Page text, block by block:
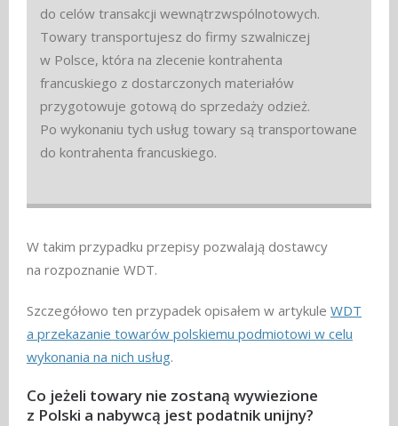
do celów transakcji wewnątrzwspólnotowych.
Towary transportujesz do firmy szwalniczej
w Polsce, która na zlecenie kontrahenta
francuskiego z dostarczonych materiałów
przygotowuje gotową do sprzedaży odzież.
Po wykonaniu tych usług towary są transportowane
do kontrahenta francuskiego.
W takim przypadku przepisy pozwalają dostawcy
na rozpoznanie WDT.
Szczegółowo ten przypadek opisałem w artykule WDT
a przekazanie towarów polskiemu podmiotowi w celu
wykonania na nich usług.
Co jeżeli towary nie zostaną wywiezione
z Polski a nabywcą jest podatnik unijny?